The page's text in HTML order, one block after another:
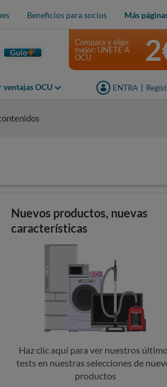
Beneficios para socios Más
Guio
ventajas OCU ENTRA
Compara y elige
mejor: ÚNETE A
OCU
Nuevos productos, nuevas
características
Haz clic aquí para ver nuestros
tests en nuestras selecciones de
productos